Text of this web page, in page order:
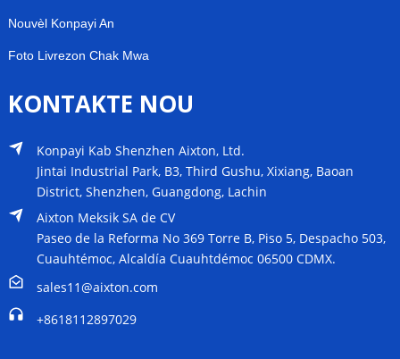
Nouvèl Konpayi An
Foto Livrezon Chak Mwa
KONTAKTE NOU
Konpayi Kab Shenzhen Aixton, Ltd.
Jintai Industrial Park, B3, Third Gushu, Xixiang, Baoan
District, Shenzhen, Guangdong, Lachin
Aixton Meksik SA de CV
Paseo de la Reforma No 369 Torre B, Piso 5, Despacho 503,
Cuauhtémoc, Alcaldía Cuauhtdémoc 06500 CDMX.
sales11@aixton.com
+8618112897029